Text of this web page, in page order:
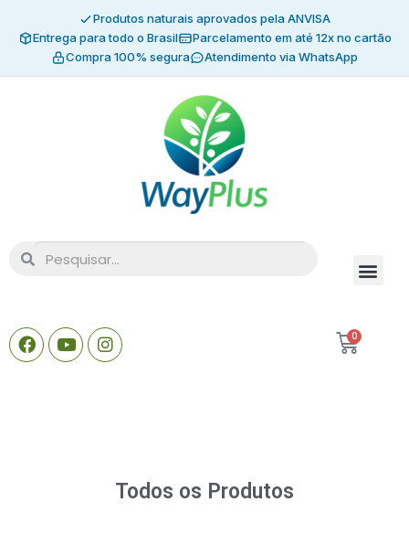
Produtos naturais aprovados pela ANVISA
Entrega para todo o Brasil
Parcelamento em até 12x no cartão
Compra 100% segura
Atendimento via WhatsApp
0
Todos os Produtos